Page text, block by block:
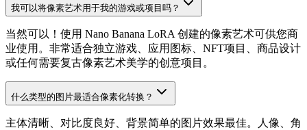
我可以将像素艺术用于我的游戏或项目吗？
当然可以！使用 Nano Banana LoRA 创建的像素艺术可供您商
业使用。非常适合独立游戏、应用图标、NFT项目、商品设计
或任何需要复古像素艺术美学的创意项目。
什么类型的图片最适合像素化转换？
主体清晰、对比度良好、背景简单的图片效果最佳。人像、角